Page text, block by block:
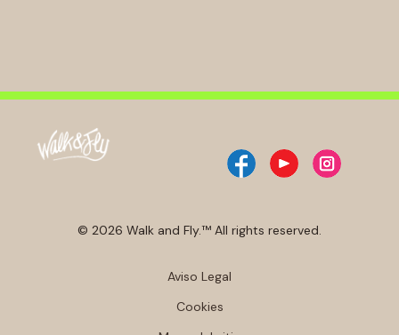
© 2026 Walk and Fly.™ All rights reserved.
Aviso Legal
Cookies